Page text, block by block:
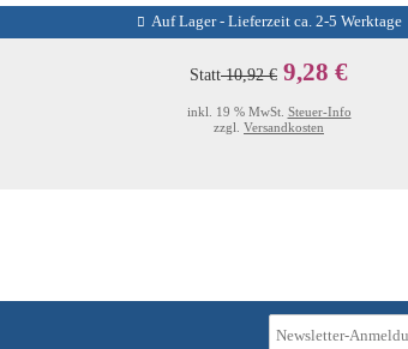
Auf Lager - Lieferzeit ca. 2-5 Werktage
Statt10,92 € 9,28 €
inkl. 19 % MwSt. Steuer-Info
zzgl. Versandkosten